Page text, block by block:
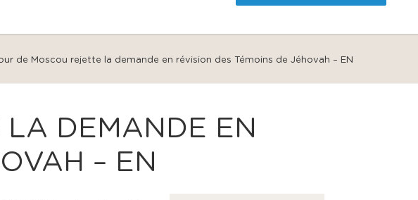
de Moscou rejette la demande en révision des Témoins de Jéhovah – EN
DEMANDE EN
– EN